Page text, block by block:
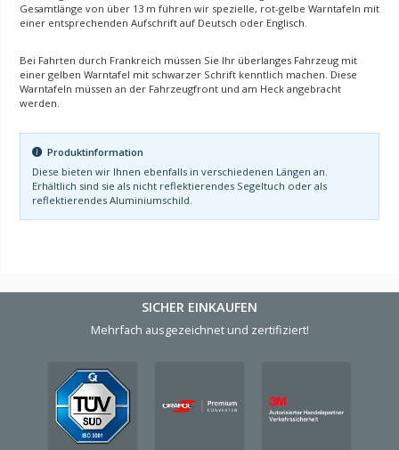
Gesamtlänge von über 13 m führen wir spezielle, rot-gelbe Warntafeln mit
einer entsprechenden Aufschrift auf Deutsch oder Englisch.
Bei Fahrten durch Frankreich müssen Sie Ihr überlanges Fahrzeug mit
einer gelben Warntafel mit schwarzer Schrift kenntlich machen. Diese
Warntafeln müssen an der Fahrzeugfront und am Heck angebracht
werden.
Produktinformation
Diese bieten wir Ihnen ebenfalls in verschiedenen Längen an.
Erhältlich sind sie als nicht reflektierendes Segeltuch oder als
reflektierendes Aluminiumschild.
SICHER EINKAUFEN
Mehrfach ausgezeichnet und zertifiziert!